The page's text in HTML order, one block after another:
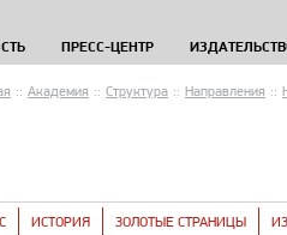
ПРЕСС-ЦЕНТР
:: Академия :: Структура :: Направления ::
ИСТОРИЯ ЗОЛОТЫЕ СТРАНИЦЫ